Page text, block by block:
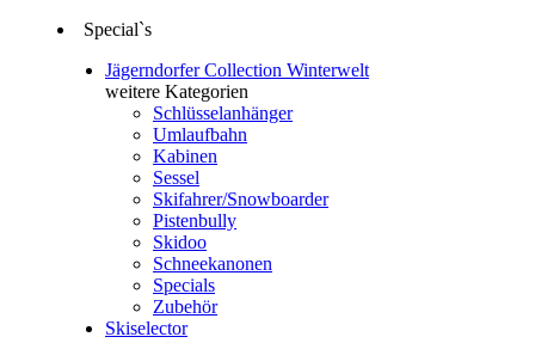
Special`s
Jägerndorfer Collection Winterwelt
weitere Kategorien
Schlüsselanhänger
Umlaufbahn
Kabinen
Sessel
Skifahrer/Snowboarder
Pistenbully
Skidoo
Schneekanonen
Specials
Zubehör
Skiselector